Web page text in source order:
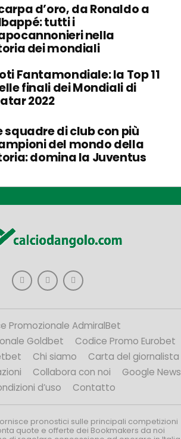
d’oro, da Ronaldo a
tutti i
nella
dei mondiali
Fantamondiale: la Top 11
finali dei Mondiali di
2022
squadre di club con più
del mondo della
domina la Juventus
Promozionale AdmiralBet
Goldbet
Codice Promo Eurobet
Chi siamo
Carta del giornalista
Collabora con noi
Google News
d’uso
Contatto
pronostici sulle principali competizioni
quote e offerte dei Bookmakers da noi